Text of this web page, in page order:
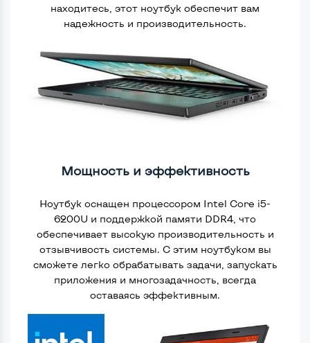
находитесь, этот ноутбук обеспечит вам
надежность и производительность.
Мощность и эффективность
Ноутбук оснащен процессором Intel Core i5-
6200U и поддержкой памяти DDR4, что
обеспечивает высокую производительность и
отзывчивость системы. С этим ноутбуком вы
сможете легко обрабатывать задачи, запускать
приложения и многозадачность, всегда
оставаясь эффективным.